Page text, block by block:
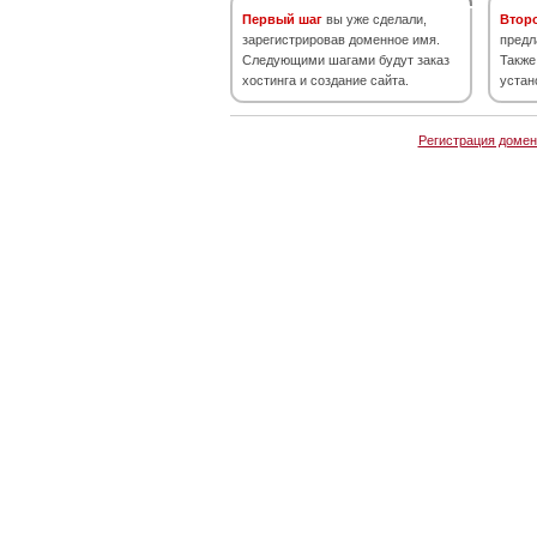
Первый шаг вы уже сделали,
зарегистрировав доменное имя.
Следующими шагами будут заказ
хостинга и создание сайта.
Регистрация